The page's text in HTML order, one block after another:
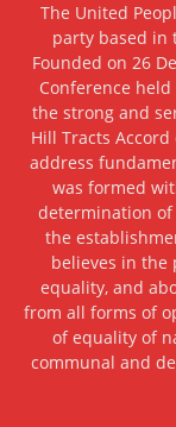
The United
party based in
Founded on 26
Conference
the strong and
Hill Tracts
address
was formed
determination of
the
believes in the
equality, and
from all forms of
of equality of
communal and